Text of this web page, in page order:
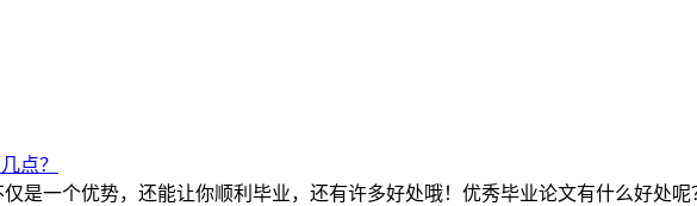
点？
是一个优势，还能让你顺利毕业，还有许多好处哦！优秀毕业论文有什么好处